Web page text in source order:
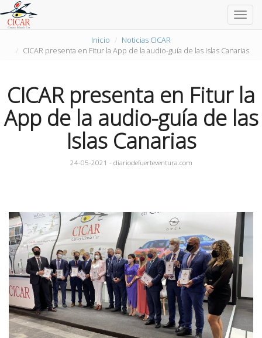
Inicio
Noticias CICAR
CICAR presenta en Fitur la App de la audio-guía de las Islas Canarias
CICAR presenta en Fitur la
App de la audio-guía de las
Islas Canarias
24-05-2021 - diariodefuerteventura.com